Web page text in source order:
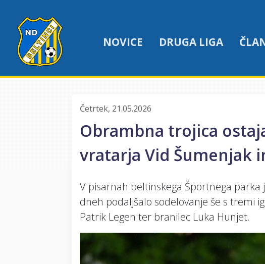
NOVICE DRUGA LIGA
Četrtek, 21.05.2026
Obrambna trojica
vratarja Vid Šumenjak
V pisarnah beltinskega Športnega parka
dneh podaljšalo sodelovanje še s tremi
Patrik Legen ter branilec Luka Hunjet.